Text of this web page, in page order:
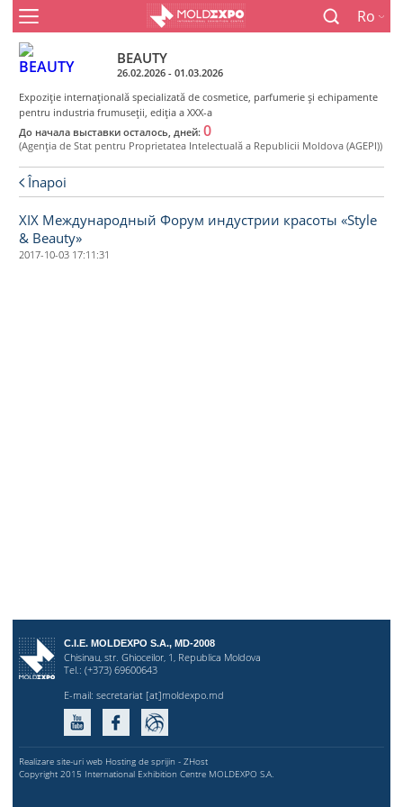
Ro
BEAUTY
26.02.2026 - 01.03.2026
Expoziţie internaţională specializată de cosmetice, parfumerie şi echipamente
pentru industria frumuseţii, ediţia a XXX-a
До начала выставки осталось, дней: 0
(Agenţia de Stat pentru Proprietatea Intelectuală a Republicii Moldova (AGEPI))
Înapoi
XIX Международный Форум индустрии красоты «Style
& Beauty»
2017-10-03 17:11:31
C.I.E. MOLDEXPO S.A., MD-2008
Chisinau, str. Ghioceilor, 1, Republica Moldova
Tel.: (+373) 69600643
E-mail: secretariat [at]moldexpo.md
Realizare site-uri web Hosting de sprijin - ZHost
Copyright 2015 International Exhibition Centre MOLDEXPO S.A.